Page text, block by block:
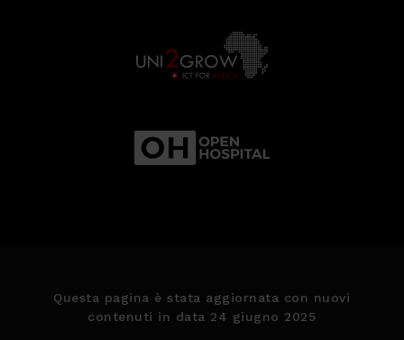
Questa pagina è stata aggiornata con nuovi
contenuti in data 24 giugno 2025